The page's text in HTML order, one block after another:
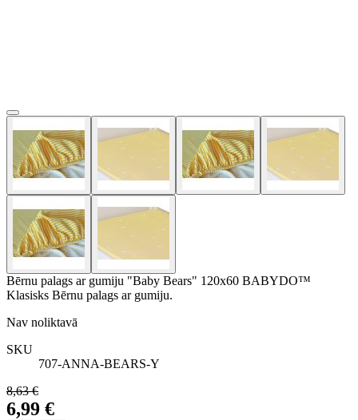
Bērnu palags ar gumiju "Baby Bears" 120x60 BABYDO™
Klasisks Bērnu palags ar gumiju.
Nav noliktavā
SKU
707-ANNA-BEARS-Y
8,63 €
6,99 €